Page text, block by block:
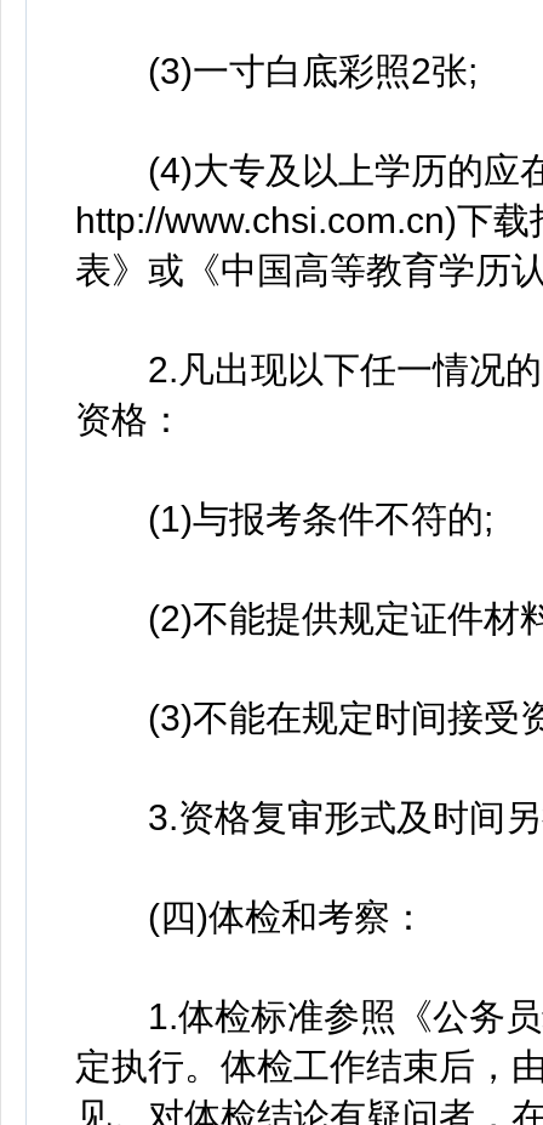
(3)一寸白底彩照2张;
(4)大专及以上学历的应
http://www.chsi.com.cn)下
表》或《中国高等教育学历
2.凡出现以下任一情况的
资格：
(1)与报考条件不符的;
(2)不能提供规定证件材
(3)不能在规定时间接受
3.资格复审形式及时间另
(四)体检和考察：
1.体检标准参照《公务员
定执行。体检工作结束后，
见。对体检结论有疑问者，